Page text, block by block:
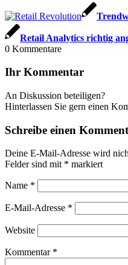
Retail Analytics richtig
0 Kommentare
Ihr Kommentar
An Diskussion beteiligen?
Hinterlassen Sie gern einen
Schreibe einen
Deine E-Mail-Adresse wird
Felder sind mit * markiert
Name *
E-Mail-Adresse *
Website
Kommentar *